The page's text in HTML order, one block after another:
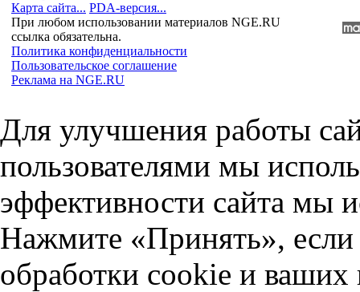
Карта сайта... PDA-версия...
При любом использовании материалов NGE.RU
ссылка обязательна.
Политика конфиденциальности
Пользовательское соглашение
Реклама на NGE.RU
Для улучшения работы
пользователями мы
эффективности сайта мы
Нажмите «Принять», если
обработки cookie и